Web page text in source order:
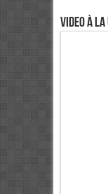
Video à la